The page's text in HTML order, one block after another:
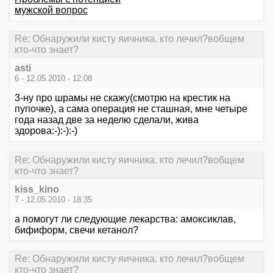
мужской вопрос
Re: Обнаружили кисту яичника. кто лечил?вобщем
кто-что знает?
asti
6 - 12.05.2010 - 12:08
3-ну про шрамы не скажу(смотрю на крестик на
пупочке), а сама операция не сташная, мне четыре
года назад две за неделю сделали, жива
здорова:-):-):-)
Re: Обнаружили кисту яичника. кто лечил?вобщем
кто-что знает?
kiss_kino
7 - 12.05.2010 - 18:35
а помогут ли следующие лекарства: амоксиклав,
бифиформ, свечи кетанол?
Re: Обнаружили кисту яичника. кто лечил?вобщем
кто-что знает?